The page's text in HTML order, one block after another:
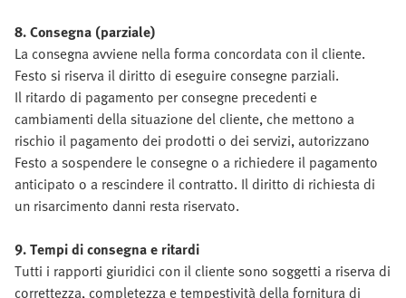
8. Consegna (parziale)
La consegna avviene nella forma concordata con il cliente.
Festo si riserva il diritto di eseguire consegne parziali.
Il ritardo di pagamento per consegne precedenti e
cambiamenti della situazione del cliente, che mettono a
rischio il pagamento dei prodotti o dei servizi, autorizzano
Festo a sospendere le consegne o a richiedere il pagamento
anticipato o a rescindere il contratto. Il diritto di richiesta di
un risarcimento danni resta riservato.
9. Tempi di consegna e ritardi
Tutti i rapporti giuridici con il cliente sono soggetti a riserva di
correttezza, completezza e tempestività della fornitura di